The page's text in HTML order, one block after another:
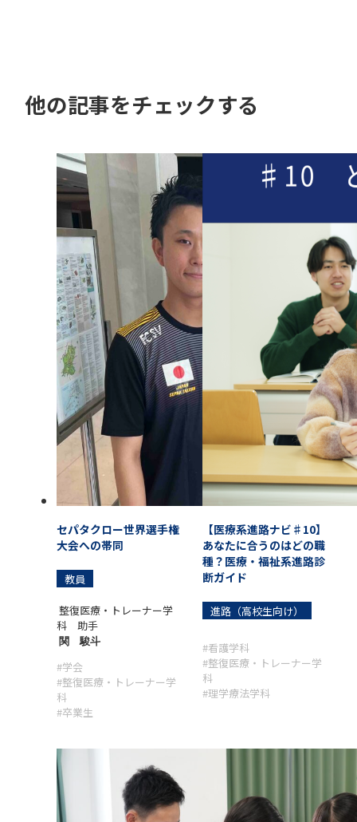
他の記事をチェックする
セパタクロー世界選手権
大会への帯同
教員
整復医療・トレーナー学
科 助手
関 駿斗
#学会
#整復医療・トレーナー学
科
#卒業生
【医療系進路ナビ♯10】
あなたに合うのはどの職
種？医療・福祉系進路診
断ガイド
進路（高校生向け）
#看護学科
#整復医療・トレーナー学
科
#理学療法学科